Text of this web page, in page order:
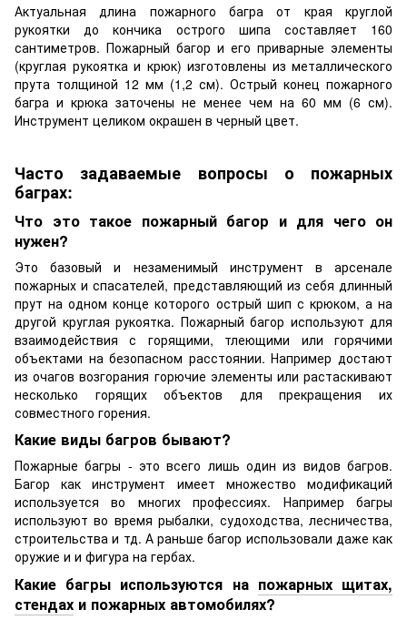
Актуальная длина пожарного багра от края круглой
рукоятки до кончика острого шипа составляет 160
сантиметров. Пожарный багор и его приварные элементы
(круглая рукоятка и крюк) изготовлены из металлического
прута толщиной 12 мм (1,2 см). Острый конец пожарного
багра и крюка заточены не менее чем на 60 мм (6 см).
Инструмент целиком окрашен в черный цвет.
Часто задаваемые вопросы о пожарных
баграх:
Что это такое пожарный багор и для чего он
нужен?
Это базовый и незаменимый инструмент в арсенале
пожарных и спасателей, представляющий из себя длинный
прут на одном конце которого острый шип с крюком, а на
другой круглая рукоятка. Пожарный багор используют для
взаимодействия с горящими, тлеющими или горячими
объектами на безопасном расстоянии. Например достают
из очагов возгорания горючие элементы или растаскивают
несколько горящих объектов для прекращения их
совместного горения.
Какие виды багров бывают?
Пожарные багры - это всего лишь один из видов багров.
Багор как инструмент имеет множество модификаций
используется во многих профессиях. Например багры
используют во время рыбалки, судоходства, лесничества,
строительства и тд. А раньше багор использовали даже как
оружие и и фигура на гербах.
Какие багры используются на пожарных щитах,
стендах и пожарных автомобилях?